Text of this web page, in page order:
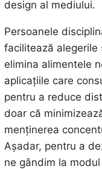
design al mediului.
Persoanele
facilitează alegerile
elimina alimentele
aplicațiile care
pentru a reduce
doar că
menținerea
Așadar, pentru a
ne gândim la